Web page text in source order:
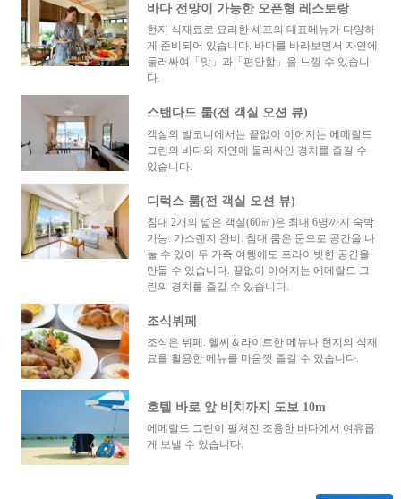
바다 전망이 가능한 오픈형 레스토랑
현지 식재료로 요리한 셰프의 대표메뉴가 다양하
게 준비되어 있습니다. 바다를 바라보면서 자연에
둘러싸여「맛」과「편안함」을 느낄 수 있습니
다.
스탠다드 룸(전 객실 오션 뷰)
객실의 발코니에서는 끝없이 이어지는 에메랄드
그린의 바다와 자연에 둘러싸인 경치를 즐길 수
있습니다.
디럭스 룸(전 객실 오션 뷰)
침대 2개의 넓은 객실(60㎡)은 최대 6명까지 숙박
가능. 가스렌지 완비. 침대 룸은 문으로 공간을 나
눌 수 있어 두 가족 여행에도 프라이빗한 공간을
만들 수 있습니다. 끝없이 이어지는 에메랄드 그
린의 경치를 즐길 수 있습니다.
조식뷔페
조식은 뷔페. 헬씨＆라이트한 메뉴나 현지의 식재
료를 활용한 메뉴를 마음껏 즐길 수 있습니다.
호텔 바로 앞 비치까지 도보 10m
에메랄드 그린이 펼쳐진 조용한 바다에서 여유롭
게 보낼 수 있습니다.